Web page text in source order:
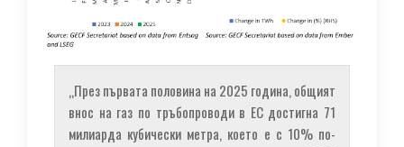
„През първата половина на 2025 година, общият
внос на газ по тръбопроводи в ЕС достигна 71
милиарда кубически метра, което е с 10% по-